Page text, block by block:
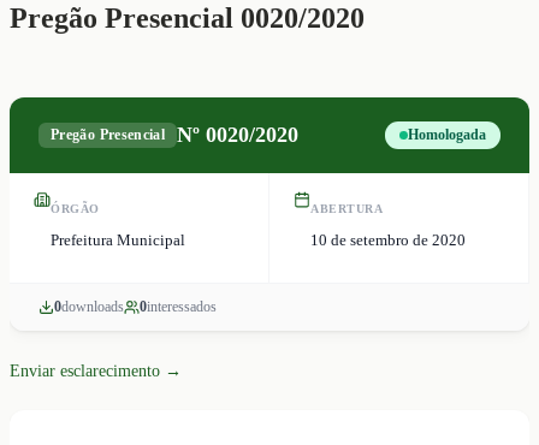
Pregão Presencial 0020/2020
Pregão Presencial Nº0020/2020 Homologada
ÓRGÃO
Prefeitura Municipal
ABERTURA
10 de setembro de 2020
0downloads 0interessados
Enviar esclarecimento →